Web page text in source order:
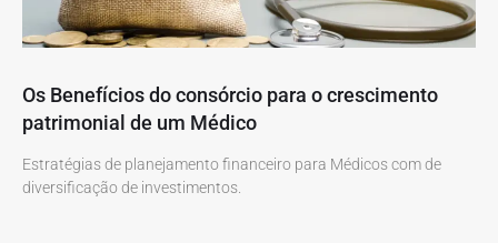
Os Benefícios do consórcio para o crescimento
patrimonial de um Médico
Estratégias de planejamento financeiro para Médicos com de
diversificação de investimentos.